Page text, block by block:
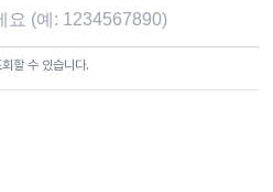
할 수 있습니다.